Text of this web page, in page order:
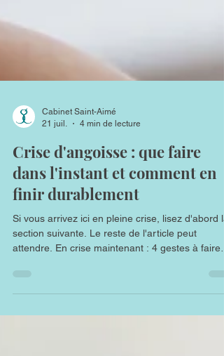
21 juil.
4 min de lecture
Crise d'angoisse : que faire
dans l'instant et comment en
finir durablement
Si vous arrivez ici en pleine crise, lisez d'abord la
section suivante. Le reste de l'article peut
importe. Le corps a besoin d'un appui physique